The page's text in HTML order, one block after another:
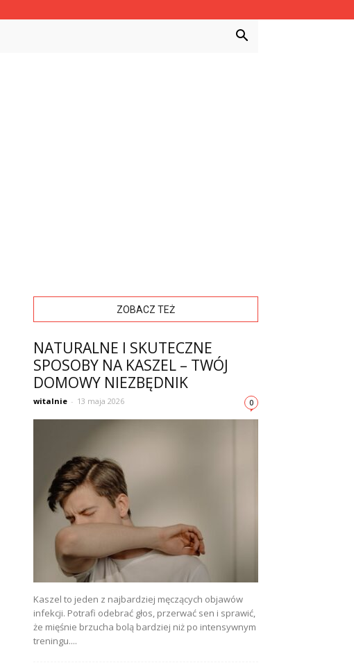
ZOBACZ TEŻ
NATURALNE I SKUTECZNE
SPOSOBY NA KASZEL – TWÓJ
DOMOWY NIEZBĘDNIK
witalnie - 13 maja 2026 0
Kaszel to jeden z najbardziej męczących objawów
infekcji. Potrafi odebrać głos, przerwać sen i sprawić,
że mięśnie brzucha bolą bardziej niż po intensywnym
treningu....